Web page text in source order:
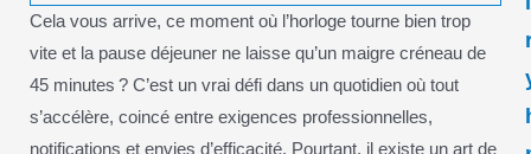
Cela vous arrive, ce moment où l’horloge tourne bien trop
vite et la pause déjeuner ne laisse qu’un maigre créneau de
45 minutes ? C’est un vrai défi dans un quotidien où tout
s’accélère, coincé entre exigences professionnelles,
notifications et envies d’efficacité. Pourtant, il existe un art de